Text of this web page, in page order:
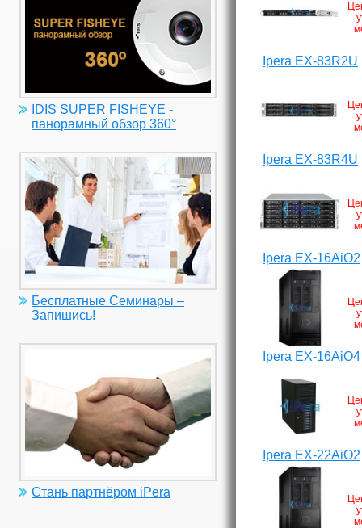
IDIS SUPER FISHEYE -
панорамный обзор 360°
Бесплатные Семинары –
Запишись!
Стань партнёром iPera
Ipera EX-83R2U
Ipera EX-83R4U
Ipera EX-16AiO2
Ipera EX-16AiO4
Ipera EX-22AiO2